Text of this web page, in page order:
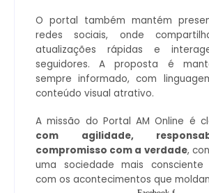
O portal também mantém
redes sociais, onde
atualizações rápidas e
seguidores. A proposta é
sempre informado, com
conteúdo visual atrativo.
A missão do Portal AM Online é
com agilidade,
compromisso com a verdade,
uma sociedade mais
com os acontecimentos que